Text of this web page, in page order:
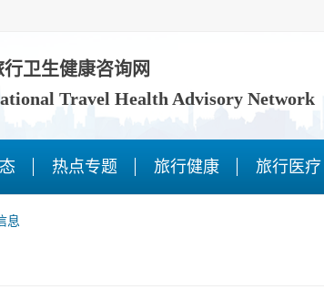
行卫生健康咨询网
Travel Health Advisory Network
热点专题 旅行健康 旅行医疗
息